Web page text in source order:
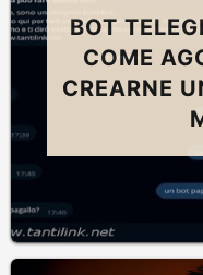
BOT
COME
CREARNE